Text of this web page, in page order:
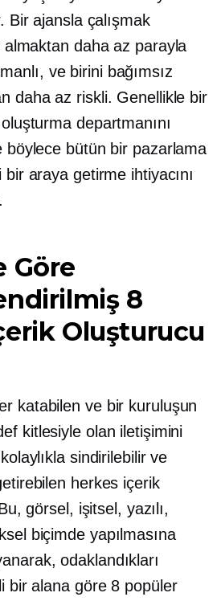
Bir ajansla çalışmak
almaktan daha az parayla
ve birini bağımsız
daha az riskli. Genellikle bir
departmanını
böylece bütün bir pazarlama
bir araya getirme ihtiyacını
Göre
8
Oluşturucu
katabilen ve bir kuruluşun
kitlesiyle olan iletişimini
sindirilebilir ve
herkes içerik
görsel, işitsel, yazılı,
biçimde yapılmasına
odaklandıkları
bir alana göre 8 popüler